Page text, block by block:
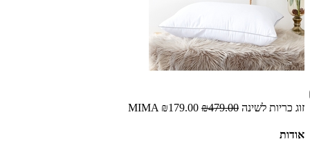
זוג כריות לשינה MIMA ₪179.00 ₪479.00
אודות